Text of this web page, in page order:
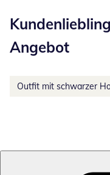
Angebot
Outfit mit schwarzer